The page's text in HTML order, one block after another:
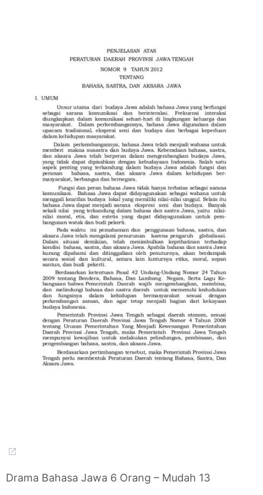
Drama Bahasa Jawa 6 Orang – Mudah 13